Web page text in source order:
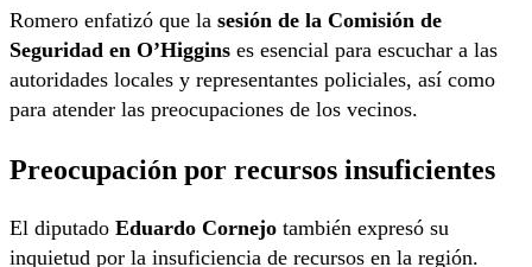
Romero enfatizó que la sesión de la Comisión de
Seguridad en O’Higgins es esencial para escuchar a las
autoridades locales y representantes policiales, así como
para atender las preocupaciones de los vecinos.
Preocupación por recursos insuficientes
El diputado Eduardo Cornejo también expresó su
inquietud por la insuficiencia de recursos en la región.